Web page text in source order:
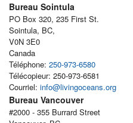
Bureau Sointula
PO Box 320, 235 First St.
Sointula, BC,
V0N 3E0
Canada
Téléphone: 250-973-6580
Télécopieur: 250-973-6581
Courriel: info@livingoceans.org
Bureau Vancouver
#2000 - 355 Burrard Street